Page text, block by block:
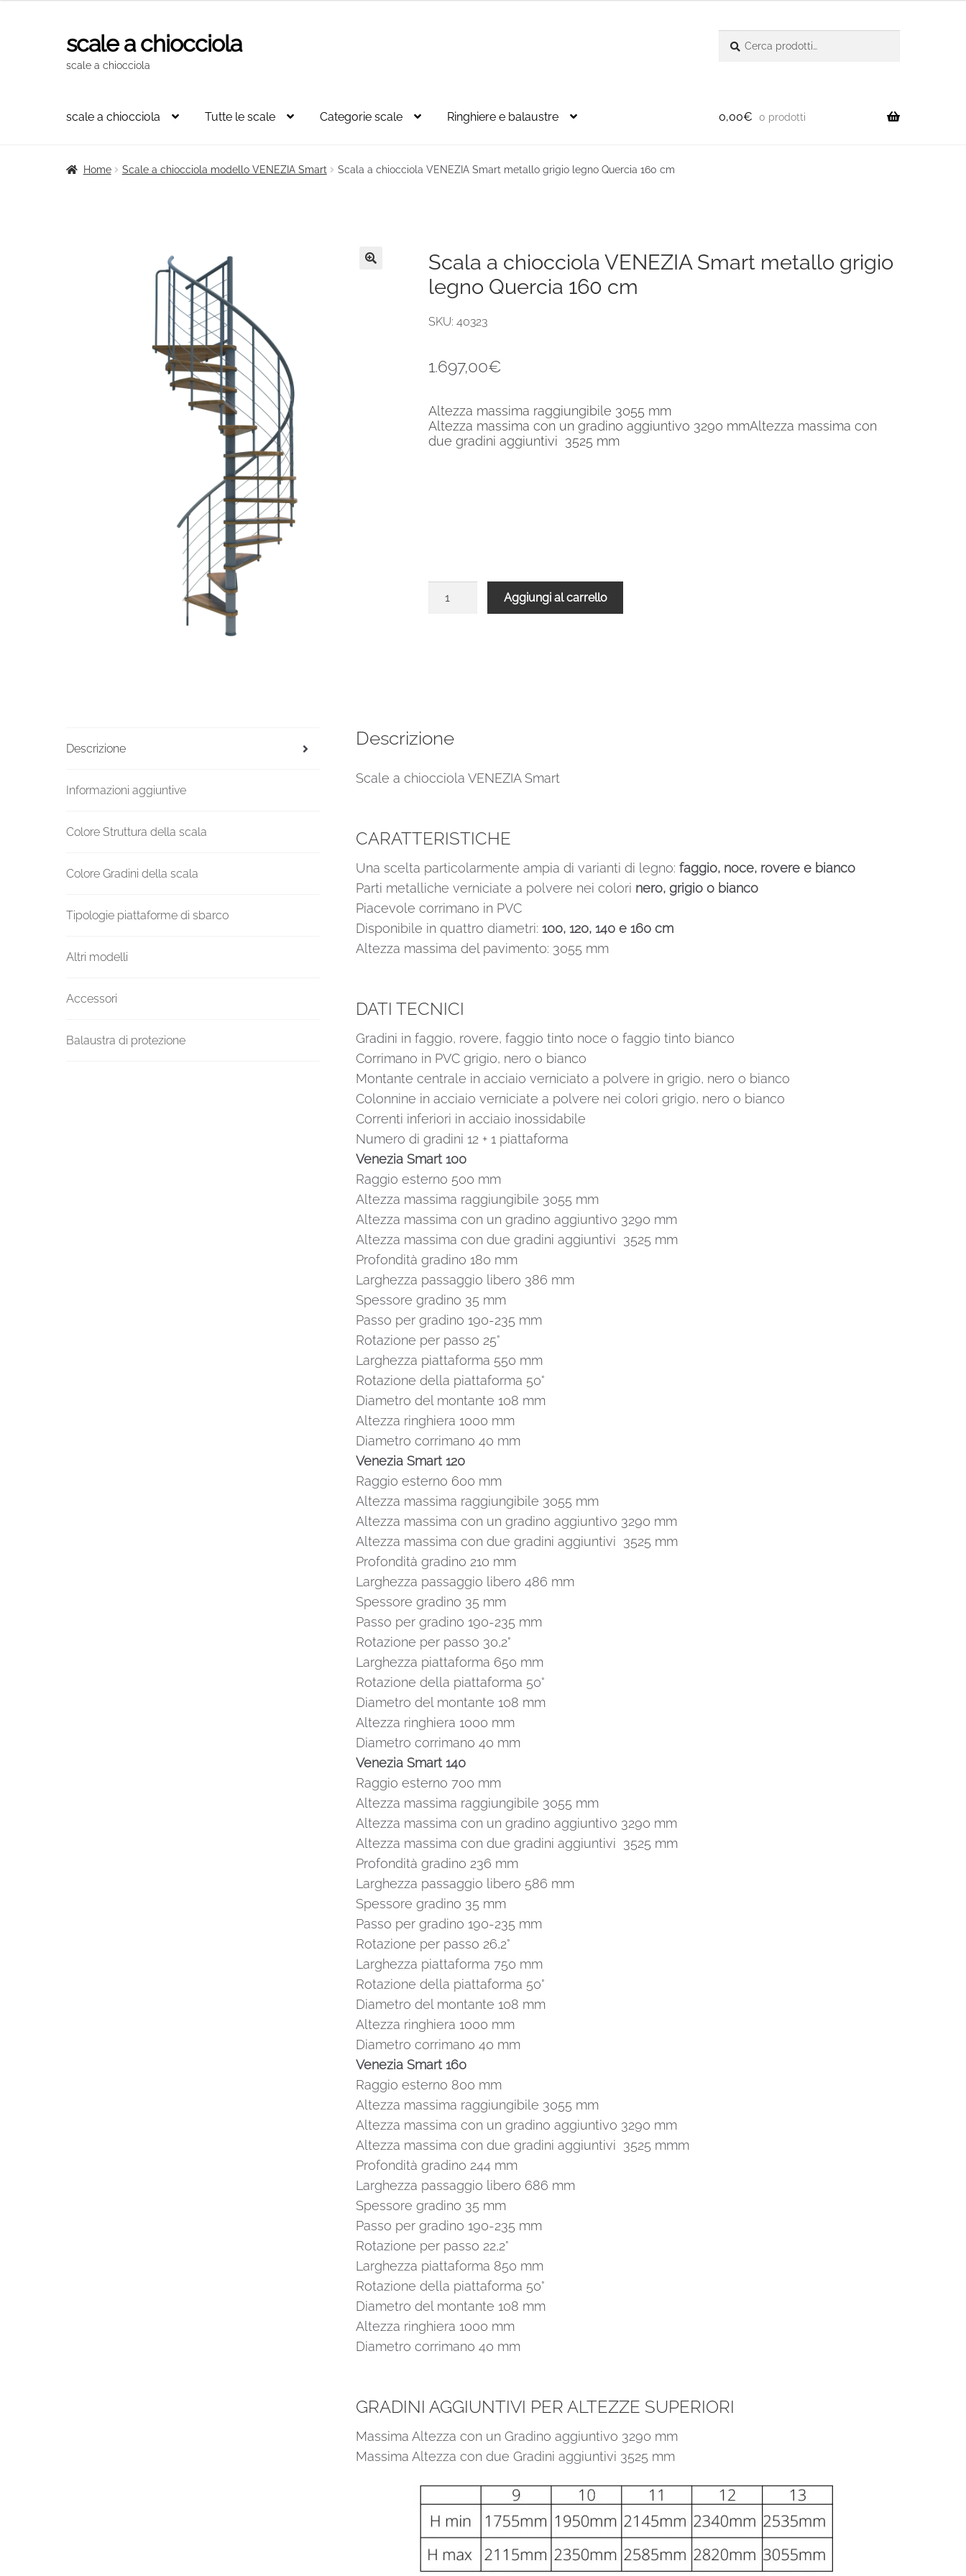
Vai
alla
Vai
al
scale a chiocciola
scale a chiocciola
scale a chiocciola Tutte le scale Categorie scale Ringhiere e balaustre 0,00€ 0 prodotti
Home Scale a chiocciola modello VENEZIA Smart Scala a chiocciola VENEZIA Smart metallo grigio legno Quercia 160 cm
Scala a chiocciola VENEZIA Smart metallo grigio
legno Quercia 160 cm
SKU: 40323
1.697,00€
Altezza massima raggiungibile 3055 mm
Altezza massima con un gradino aggiuntivo 3290 mmAltezza massima con
due gradini aggiuntivi 3525 mm
Quercia
cm
quantità
Aggiungi al carrello
Descrizione
Informazioni aggiuntive
Colore Struttura della scala
Colore Gradini della scala
Tipologie piattaforme di sbarco
Altri modelli
Accessori
Balaustra di protezione
Descrizione
Scale a chiocciola VENEZIA Smart
CARATTERISTICHE
Una scelta particolarmente ampia di varianti di legno:faggio, noce, rovere e bianco
Parti metalliche verniciate a polvere nei colori nero, grigio o bianco
Piacevole corrimano in PVC
Disponibile in quattro diametri:100, 120, 140 e 160 cm
Altezza massima del pavimento: 3055 mm
DATI TECNICI
Gradini in faggio, rovere, faggio tinto noce o faggio tinto bianco
Corrimano in PVC grigio, nero o bianco
Montante centrale in acciaio verniciato a polvere in grigio, nero o bianco
Colonnine in acciaio verniciate a polvere nei colori grigio, nero o bianco
Correnti inferiori in acciaio inossidabile
Numero di gradini 12 + 1 piattaforma
Venezia Smart 100
Raggio esterno 500 mm
Altezza massima raggiungibile 3055 mm
Altezza massima con un gradino aggiuntivo 3290 mm
Altezza massima con due gradini aggiuntivi 3525 mm
Profondità gradino 180 mm
Larghezza passaggio libero 386 mm
Spessore gradino 35 mm
Passo per gradino 190-235 mm
Rotazione per passo 25°
Larghezza piattaforma 550 mm
Rotazione della piattaforma 50°
Diametro del montante 108 mm
Altezza ringhiera 1000 mm
Diametro corrimano 40 mm
Venezia Smart 120
Raggio esterno 600 mm
Altezza massima raggiungibile 3055 mm
Altezza massima con un gradino aggiuntivo 3290 mm
Altezza massima con due gradini aggiuntivi 3525 mm
Profondità gradino 210 mm
Larghezza passaggio libero 486 mm
Spessore gradino 35 mm
Passo per gradino 190-235 mm
Rotazione per passo 30,2°
Larghezza piattaforma 650 mm
Rotazione della piattaforma 50°
Diametro del montante 108 mm
Altezza ringhiera 1000 mm
Diametro corrimano 40 mm
Venezia Smart 140
Raggio esterno 700 mm
Altezza massima raggiungibile 3055 mm
Altezza massima con un gradino aggiuntivo 3290 mm
Altezza massima con due gradini aggiuntivi 3525 mm
Profondità gradino 236 mm
Larghezza passaggio libero 586 mm
Spessore gradino 35 mm
Passo per gradino 190-235 mm
Rotazione per passo 26,2°
Larghezza piattaforma 750 mm
Rotazione della piattaforma 50°
Diametro del montante 108 mm
Altezza ringhiera 1000 mm
Diametro corrimano 40 mm
Venezia Smart 160
Raggio esterno 800 mm
Altezza massima raggiungibile 3055 mm
Altezza massima con un gradino aggiuntivo 3290 mm
Altezza massima con due gradini aggiuntivi 3525 mmm
Profondità gradino 244 mm
Larghezza passaggio libero 686 mm
Spessore gradino 35 mm
Passo per gradino 190-235 mm
Rotazione per passo 22,2°
Larghezza piattaforma 850 mm
Rotazione della piattaforma 50°
Diametro del montante 108 mm
Altezza ringhiera 1000 mm
Diametro corrimano 40 mm
GRADINI AGGIUNTIVI PER ALTEZZE SUPERIORI
Massima Altezza con un Gradino aggiuntivo 3290 mm
Massima Altezza con due Gradini aggiuntivi 3525 mm